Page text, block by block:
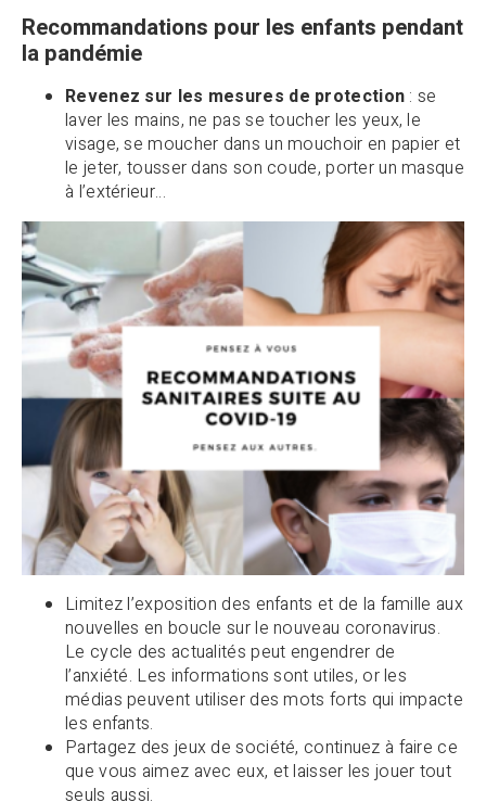
Recommandations pour les enfants pendant
la pandémie
Revenez sur les mesures de protection : se
laver les mains, ne pas se toucher les yeux, le
visage, se moucher dans un mouchoir en papier et
le jeter, tousser dans son coude, porter un masque
à l’extérieur…
Limitez l’exposition des enfants et de la famille aux
nouvelles en boucle sur le nouveau coronavirus.
Le cycle des actualités peut engendrer de
l’anxiété. Les informations sont utiles, or les
médias peuvent utiliser des mots forts qui impacte
les enfants.
Partagez des jeux de société, continuez à faire ce
que vous aimez avec eux, et laisser les jouer tout
seuls aussi.